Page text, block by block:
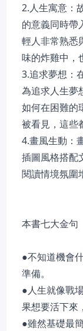
2.人生寓意：
的意義同時帶
輕人非常熟悉
味的炸雞中，
3.追求夢想：
為追求人生夢
如何在困難的
被看見，這些
4.畫風生動：
插圖風格搭配
閱讀情境氛圍
本書七大金句
●不知道機會
準備。
●人生就像戰
果想要活下來
●雖然基礎最